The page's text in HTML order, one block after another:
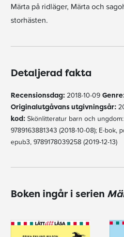
Märta på ridläger, Märta och
storhästen.
Detaljerad fakta
Recensionsdag:2018-10-09
Originalutgåvans utgivningsår:
kod:Skönlitteratur barn och
9789163881343 (2018-10-08); E-bok,
epub3, 9789178039258 (2019-12-13)
Boken ingår i serien